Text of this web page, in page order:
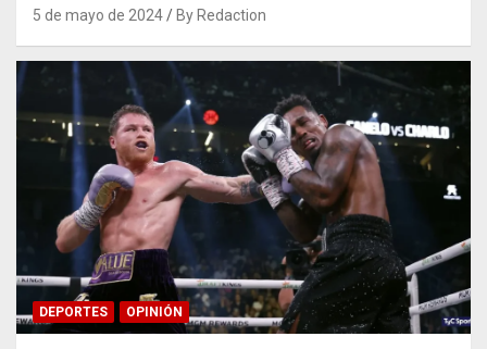
5 de mayo de 2024 By Redaction
DEPORTES OPINIÓN